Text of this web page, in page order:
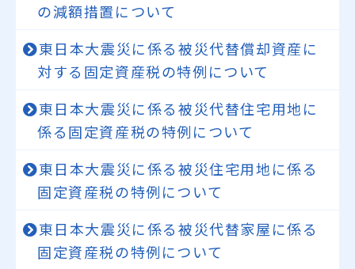
の減額措置について
東日本大震災に係る被災代替償却資産に
対する固定資産税の特例について
東日本大震災に係る被災代替住宅用地に
係る固定資産税の特例について
東日本大震災に係る被災住宅用地に係る
固定資産税の特例について
東日本大震災に係る被災代替家屋に係る
固定資産税の特例について